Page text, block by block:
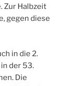
Zur Halbzeit
gegen diese
in die 2.
der 53.
Die